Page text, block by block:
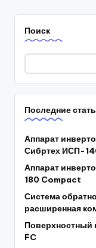
записей
Поиск
Последние
Аппарат
Сибртех ИСП-
Аппарат
180 Compact
Система
расширенная
Поверхностный
FC